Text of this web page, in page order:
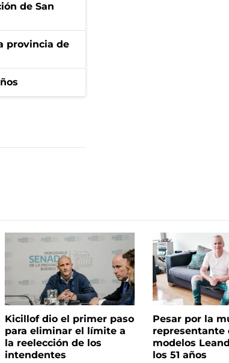
de San
provincia de
Kicillof dio el primer paso
para eliminar el límite a
la reelección de los
intendentes
Pesar por la
representante
modelos
los 51 años